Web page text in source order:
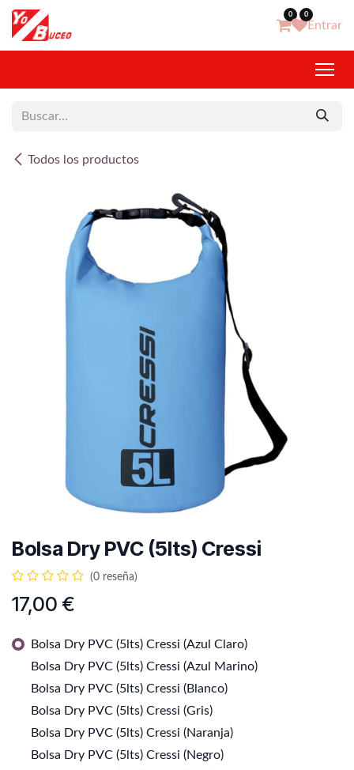
Ir al contenido 0 0
Entrar
Todos los productos
Bolsa Dry PVC (5lts) Cressi
(0 reseña)
17,00 €
Bolsa Dry PVC (5lts) Cressi (Azul Claro)
Bolsa Dry PVC (5lts) Cressi (Azul Marino)
Bolsa Dry PVC (5lts) Cressi (Blanco)
Bolsa Dry PVC (5lts) Cressi (Gris)
Bolsa Dry PVC (5lts) Cressi (Naranja)
Bolsa Dry PVC (5lts) Cressi (Negro)